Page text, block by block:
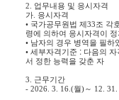
2.
업무내용 및 응시자격
가. 응시자격
• 국가공무원법 제33조 각
령에 의하여 응시자격이
• 남자의 경우 병역을 필하
• 세부자격기준 : 다음의
서 정한 능력을 갖춘 자
3.
근무기간
- 2026. 3. 16.(월)～ 12. 31.